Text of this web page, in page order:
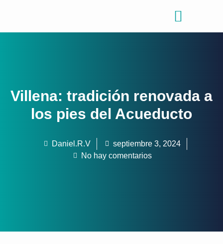
Villena: tradición renovada a
los pies del Acueducto
Daniel.R.V
septiembre 3, 2024
No hay comentarios